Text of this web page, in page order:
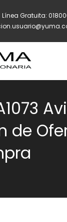
Línea Gratuita:
de